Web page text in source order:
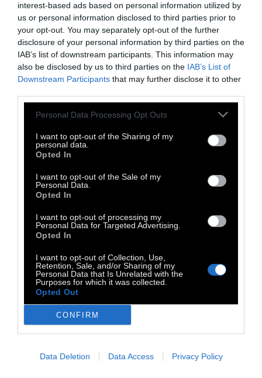
interest-based ads based on personal information utilized by
us or personal information disclosed to third parties prior to
your opt-out. You may separately opt-out of the further
disclosure of your personal information by third parties on the
IAB’s list of downstream participants. This information may
also be disclosed by us to third parties on the IAB’s List of
Downstream Participants that may further disclose it to other
Personal Data Processing Opt Outs
I want to opt-out of the Sharing of my
personal data.
Opted In
I want to opt-out of the Sale of my
Personal Data.
Opted In
I want to opt-out of processing my
Personal Data for Targeted Advertising.
Opted In
I want to opt-out of Collection, Use,
Retention, Sale, and/or Sharing of my
Personal Data that Is Unrelated with the
Purposes for which it was collected.
Opted Out
CONFIRM
Data Deletion Data Access Privacy Policy
κι αυτό την πραγματικότητά του, τους
νόμους του, που συχνά είναι πολύ πιο
δύσκολο να τους τηρήσεις και απ’ το αληθινά
πραγματικό.
έχει σημασία είναι η πραγματοποίηση.
Καθετί που καταλήγει σε πράξη, στην
πραγματοποίηση, βρίσκεται στο πεδίο της
πραγματικότητας, παύει να είναι στο
φαντασιακό.
διαχωρισμός. Γιατί οτιδήποτε οδηγεί στην
πράξη (με την σαρτρική έννοια) συγκρούεται
αυτομάτως με την πραγματικότητα.
Επομένως είτε πρόκειται για ποίημα, για
μυθιστόρημα, για ταινία ή για το νέο μοντέλο
ενός σπορ αυτοκινήτου, είναι το ίδιο
πράγμα.